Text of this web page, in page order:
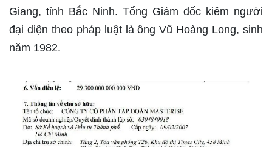
Giang, tỉnh Bắc Ninh. Tổng Giám đốc kiêm người
đại diện theo pháp luật là ông Vũ Hoàng Long, sinh
năm 1982.